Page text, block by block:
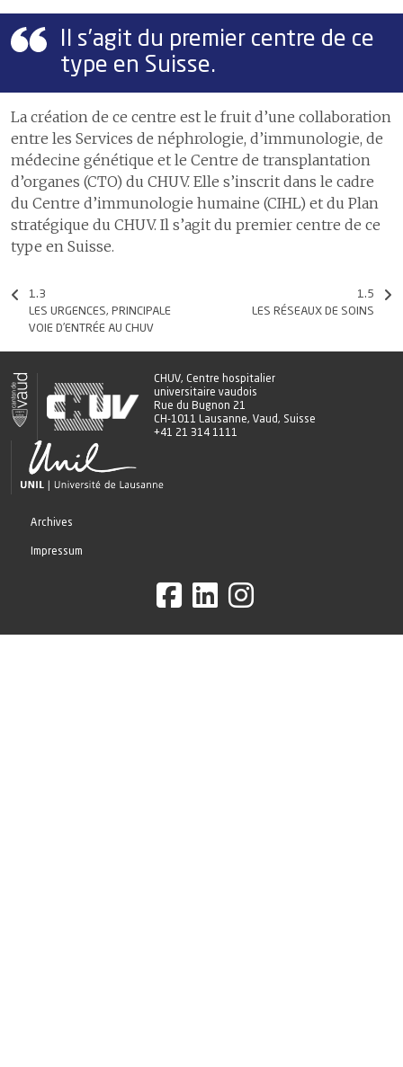
Il s’agit du premier centre de ce
type en Suisse.
La création de ce centre est le fruit d’une collaboration
entre les Services de néphrologie, d’immunologie, de
médecine génétique et le Centre de transplantation
d’organes (CTO) du CHUV. Elle s’inscrit dans le cadre
du Centre d’immunologie humaine (CIHL) et du Plan
stratégique du CHUV. Il s’agit du premier centre de ce
type en Suisse.
1.3
LES URGENCES, PRINCIPALE
VOIE D’ENTRÉE AU CHUV
1.5
LES RÉSEAUX DE SOINS
CHUV, Centre hospitalier
universitaire vaudois
Rue du Bugnon 21
CH-1011 Lausanne, Vaud, Suisse
+41 21 314 1111
Archives
Impressum